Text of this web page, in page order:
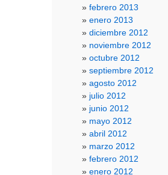
febrero 2013
enero 2013
diciembre 2012
noviembre 2012
octubre 2012
septiembre 2012
agosto 2012
julio 2012
junio 2012
mayo 2012
abril 2012
marzo 2012
febrero 2012
enero 2012